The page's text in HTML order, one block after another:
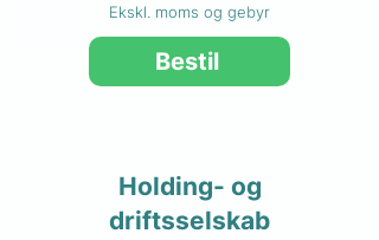
Ekskl. moms og gebyr
Bestil
Holding- og
driftsselskab